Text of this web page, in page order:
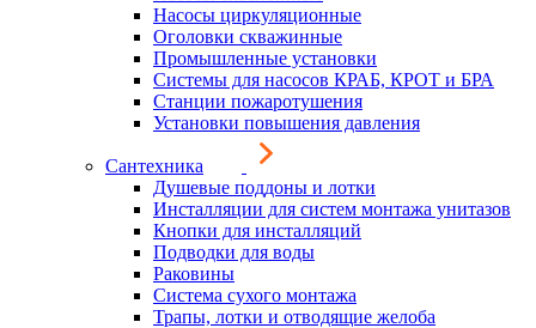
Насосы циркуляционные
Оголовки скважинные
Промышленные установки
Системы для насосов КРАБ, КРОТ и БРА
Станции пожаротушения
Установки повышения давления
Сантехника
Душевые поддоны и лотки
Инсталляции для систем монтажа унитазов
Кнопки для инсталляций
Подводки для воды
Раковины
Система сухого монтажа
Трапы, лотки и отводящие желоба